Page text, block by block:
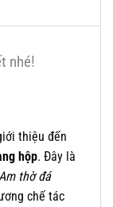
nhé!
thiệu đến
hộp. Đây là
thờ đá
chế tác